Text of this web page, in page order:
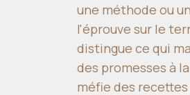
une méthode ou
l'éprouve sur le
distingue ce qui
des promesses à
méfie des